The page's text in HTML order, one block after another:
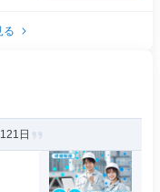
る
日